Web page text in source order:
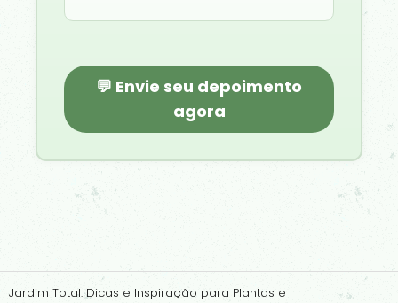
💬 Envie seu depoimento
agora
Jardim Total: Dicas e Inspiração para Plantas e